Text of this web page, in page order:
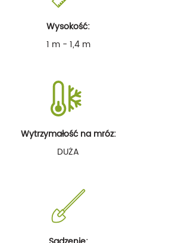
Wysokość:
1 m - 1,4 m
Wytrzymałość na mróz:
DUŻA